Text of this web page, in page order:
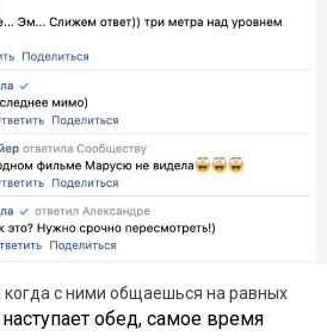
когда с ними общаешься на равных
обед, самое время